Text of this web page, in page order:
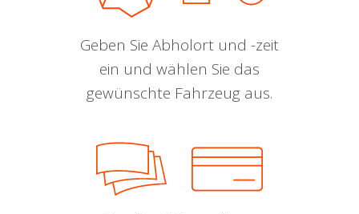
Geben Sie Abholort und -zeit
ein und wählen Sie das
gewünschte Fahrzeug aus.